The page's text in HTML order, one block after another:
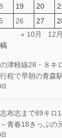
19 20
26 27
« 10月
12
津軽線28・８キ
程で早朝の青森
布志まで89キロ
青春18きっぷの